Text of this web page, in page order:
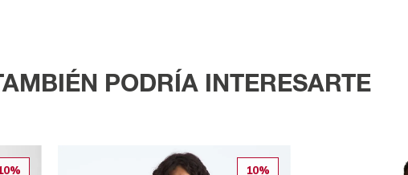
PODRÍA INTERESARTE
10%